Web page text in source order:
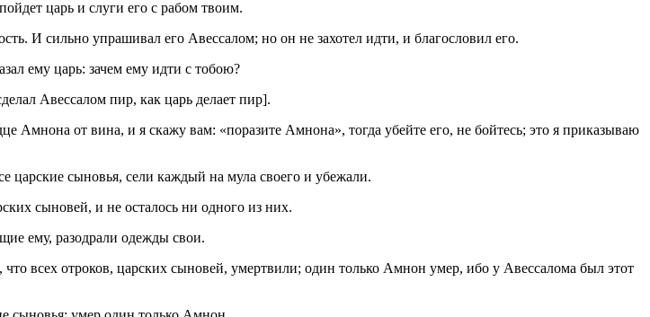
царь и слуги его с рабом твоим.
И сильно упрашивал его Авессалом; но он не захотел идти, и благословил его.
ему царь: зачем ему идти с тобою?
Авессалом пир, как царь делает пир].
Амнона от вина, и я скажу вам: «поразите Амнона», тогда убейте его, не бойтесь; это я приказываю
царские сыновья, сели каждый на мула своего и убежали.
сыновей, и не осталось ни одного из них.
ему, разодрали одежды свои.
всех отроков, царских сыновей, умертвили; один только Амнон умер, ибо у Авессалома был этот